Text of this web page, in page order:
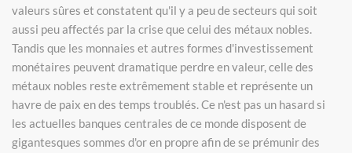
valeurs sûres et constatent qu'il y a peu de secteurs qui soit
aussi peu affectés par la crise que celui des métaux nobles.
Tandis que les monnaies et autres formes d'investissement
monétaires peuvent dramatique perdre en valeur, celle des
métaux nobles reste extrêmement stable et représente un
havre de paix en des temps troublés. Ce n'est pas un hasard si
les actuelles banques centrales de ce monde disposent de
gigantesques sommes d'or en propre afin de se prémunir des